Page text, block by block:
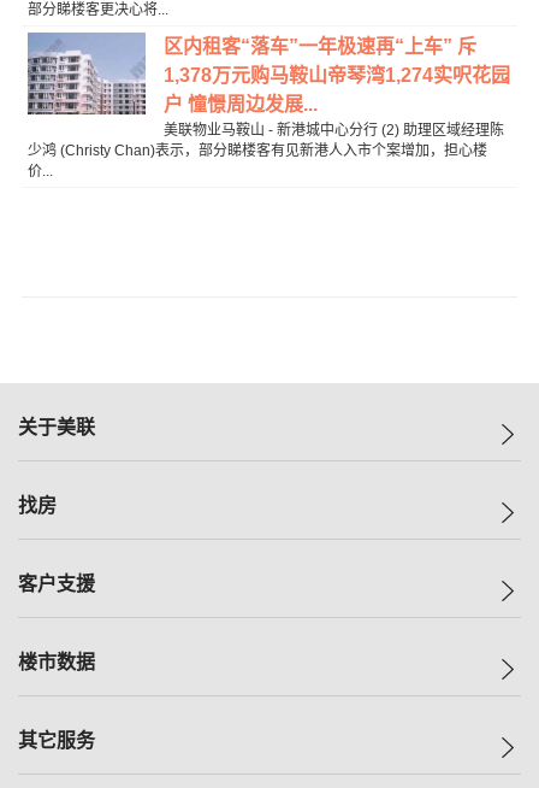
部分睇楼客更决心将...
区内租客“落车”一年极速再“上车” 斥
1,378万元购马鞍山帝琴湾1,274实呎花园
户 憧憬周边发展...
美联物业马鞍山 - 新港城中心分行 (2) 助理区域经理陈
少鸿 (Christy Chan)表示，部分睇楼客有见新港人入市个案增加，担心楼
价...
关于美联
美联集团
人才招募
找房
一手新房
减价
美联豪宅
独家楼盘
客户支援
自助放盘
查询热线
楼市数据
指数
其它服务